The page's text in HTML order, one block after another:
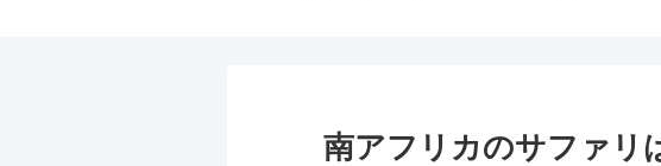
南アフリカのサファリ